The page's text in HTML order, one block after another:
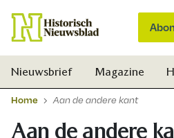
Nieuwsbrief Magazine
Home Aan de andere kant
Aan de andere